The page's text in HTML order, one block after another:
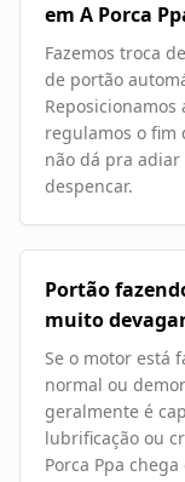
em A Porca
Fazemos troca
de portão
regulamos o fim
não dá pra
despencar.
Portão
muito
Se o motor está
normal ou
geralmente é
lubrificação ou
Porca Ppa